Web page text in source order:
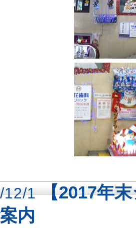
12/1 【2017年
内